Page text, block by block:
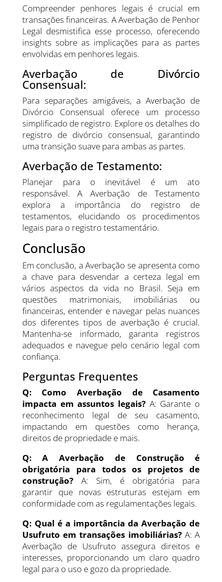
Compreender penhores legais é crucial em
transações financeiras. A Averbação de Penhor
Legal desmistifica esse processo, oferecendo
insights sobre as implicações para as partes
envolvidas em penhores legais.
Averbação de Divórcio
Consensual:
Para separações amigáveis, a Averbação de
Divórcio Consensual oferece um processo
simplificado de registro. Explore os detalhes do
registro de divórcio consensual, garantindo
uma transição suave para ambas as partes.
Averbação de Testamento:
Planejar para o inevitável é um ato
responsável. A Averbação de Testamento
explora a importância do registro de
testamentos, elucidando os procedimentos
legais para o registro testamentário.
Conclusão
Em conclusão, a Averbação se apresenta como
a chave para desvendar a certeza legal em
vários aspectos da vida no Brasil. Seja em
questões matrimoniais, imobiliárias ou
financeiras, entender e navegar pelas nuances
dos diferentes tipos de averbação é crucial.
Mantenha-se informado, garanta registros
adequados e navegue pelo cenário legal com
confiança.
Perguntas Frequentes
Q:
Como Averbação de Casamento
impacta em assuntos legais? A: Garante o
reconhecimento legal de seu casamento,
impactando em questões como herança,
direitos de propriedade e mais.
Q: A Averbação de Construção é
obrigatória para todos os projetos de
construção?A: Sim, é obrigatória para
garantir que novas estruturas estejam em
conformidade com as regulamentações legais.
Q: Qual é a importância da Averbação de
Usufruto em transações imobiliárias?A: A
Averbação de Usufruto assegura direitos e
interesses, proporcionando um claro quadro
legal para o uso e gozo da propriedade.